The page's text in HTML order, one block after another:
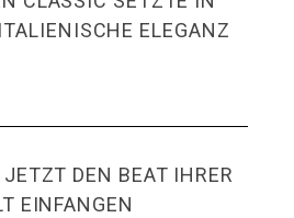
ELEGANZ
DEN BEAT IHRER
EINFANGEN